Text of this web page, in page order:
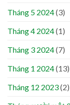
Tháng 5 2024(3)
Tháng 4 2024(1)
Tháng 3 2024(7)
Tháng 1 2024(13)
Tháng 12 2023(2)